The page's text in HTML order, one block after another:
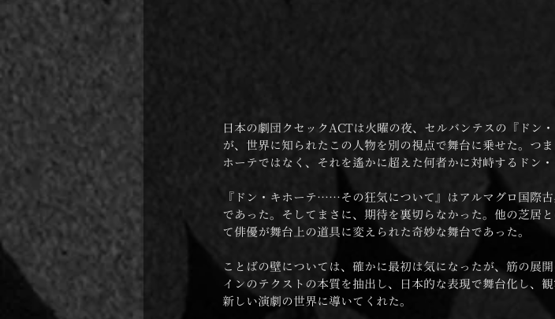
日本の劇団クセックACTは火曜の夜、セルバンテスの『ド
が、世界に知られたこの人物を別の視点で舞台に乗せた。つ
ホーテではなく、それを遙かに超えた何者かに対峙するドン
『ドン・キホーテ……その狂気について』はアルマグロ国際
であった。そしてまさに、期待を裏切らなかった。他の芝居
て俳優が舞台上の道具に変えられた奇妙な舞台であった。
ことばの壁については、確かに最初は気になったが、筋の展
インのテクストの本質を抽出し、日本的な表現で舞台化し、
新しい演劇の世界に導いてくれた。